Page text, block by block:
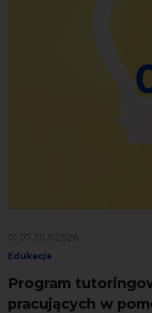
01.07-30.11/2026
Edukacja
Program
pracujących w